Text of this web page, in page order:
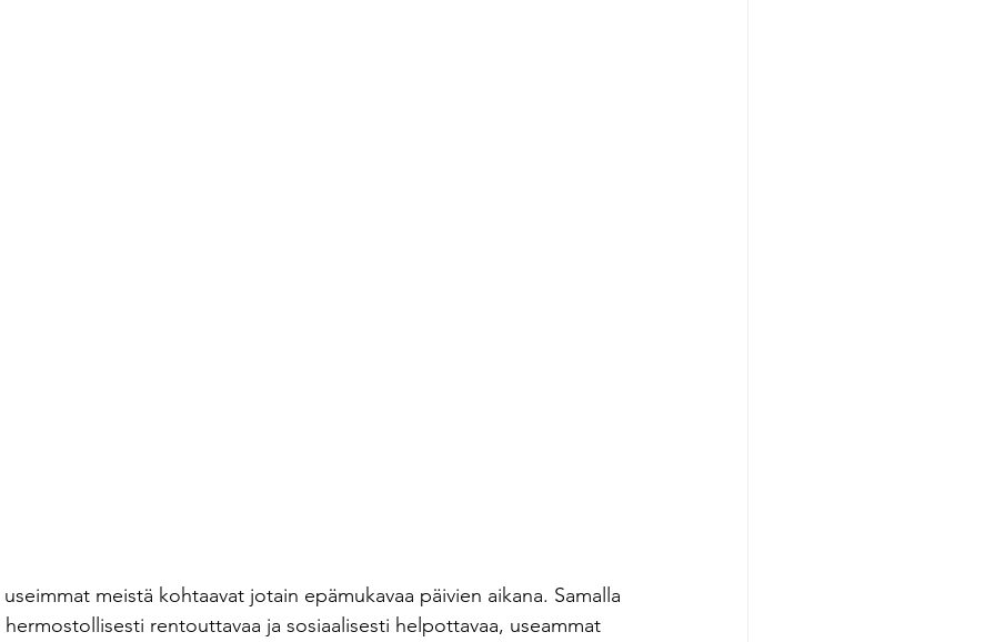
meistä kohtaavat jotain epämukavaa päivien aikana. Samalla
rentouttavaa ja sosiaalisesti helpottavaa, useammat